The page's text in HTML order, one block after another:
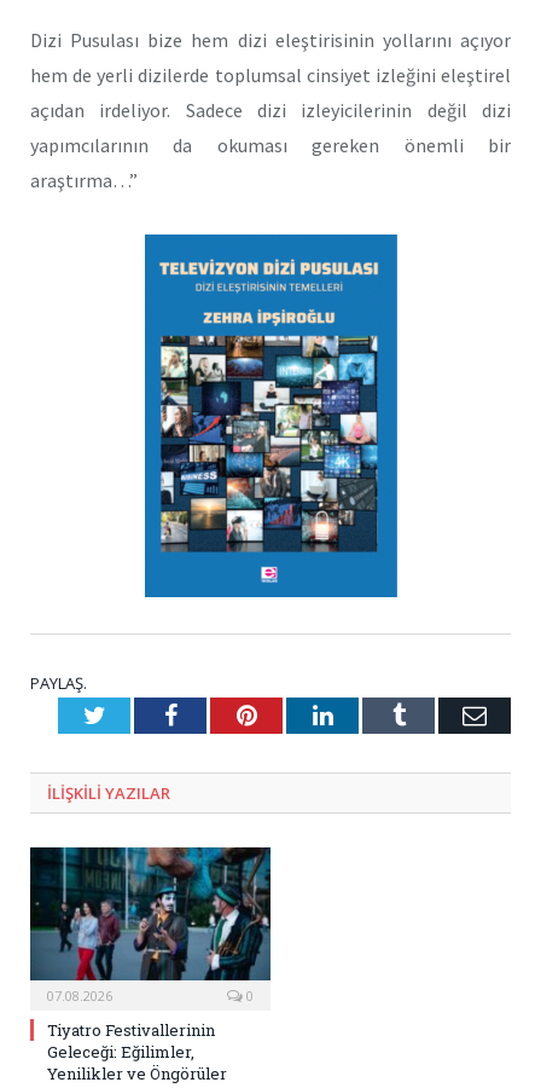
Dizi Pusulası bize hem dizi eleştirisinin yollarını açıyor
hem de yerli dizilerde toplumsal cinsiyet izleğini eleştirel
açıdan irdeliyor. Sadece dizi izleyicilerinin değil dizi
yapımcılarının da okuması gereken önemli bir
araştırma…”
PAYLAŞ.
TwitterFacebookPinterestLinkedInTumblr E-
ILIŞKILI YAZILAR
07.08.2026 0
Tiyatro Festivallerinin
Geleceği: Eğilimler,
Yenilikler ve Öngörüler